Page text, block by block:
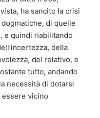
ha sancito la crisi
di quelle
e quindi riabilitando
della
del relativo, e
tutto, andando
necessità di dotarsi
vicino